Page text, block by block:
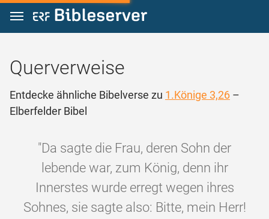
Zum Inhalt springen
Querverweise
Entdecke ähnliche Bibelverse zu 1.Könige 3,26 –
Elberfelder Bibel
"Da sagte die Frau, deren Sohn der
lebende war, zum König, denn ihr
Innerstes wurde erregt wegen ihres
Sohnes, sie sagte also: Bitte, mein Herr!